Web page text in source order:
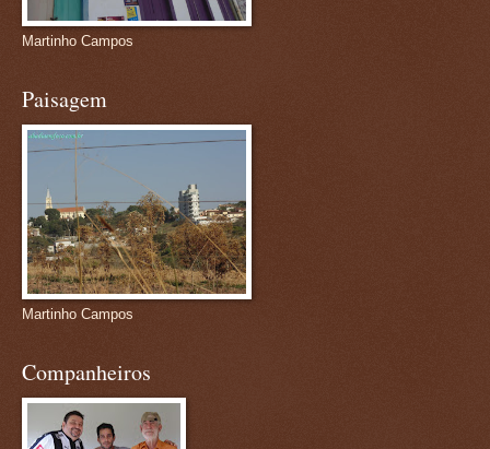
Martinho Campos
Paisagem
Martinho Campos
Companheiros